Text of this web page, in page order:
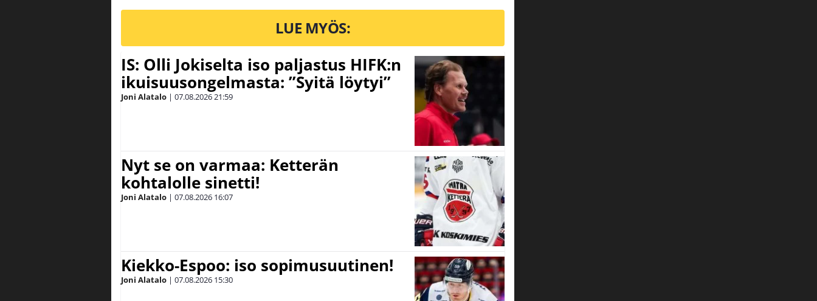
LUE MYÖS:
IS: Olli Jokiselta iso paljastus HIFK:n
ikuisuusongelmasta: ”Syitä löytyi”
Joni Alatalo | 07.08.202621:59
Nyt se on varmaa: Ketterän
kohtalolle sinetti!
Joni Alatalo | 07.08.2026 16:07
Kiekko-Espoo: iso sopimusuutinen!
Joni Alatalo | 07.08.2026 15:30